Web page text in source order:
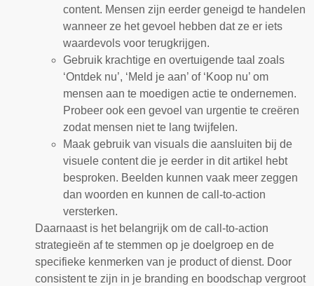
content. Mensen zijn eerder geneigd te handelen
wanneer ze het gevoel hebben dat ze er iets
waardevols voor terugkrijgen.
Gebruik krachtige en overtuigende taal zoals
‘Ontdek nu’, ‘Meld je aan’ of ‘Koop nu’ om
mensen aan te moedigen actie te ondernemen.
Probeer ook een gevoel van urgentie te creëren
zodat mensen niet te lang twijfelen.
Maak gebruik van visuals die aansluiten bij de
visuele content die je eerder in dit artikel hebt
besproken. Beelden kunnen vaak meer zeggen
dan woorden en kunnen de call-to-action
versterken.
Daarnaast is het belangrijk om de call-to-action
strategieën af te stemmen op je doelgroep en de
specifieke kenmerken van je product of dienst. Door
consistent te zijn in je branding en boodschap vergroot